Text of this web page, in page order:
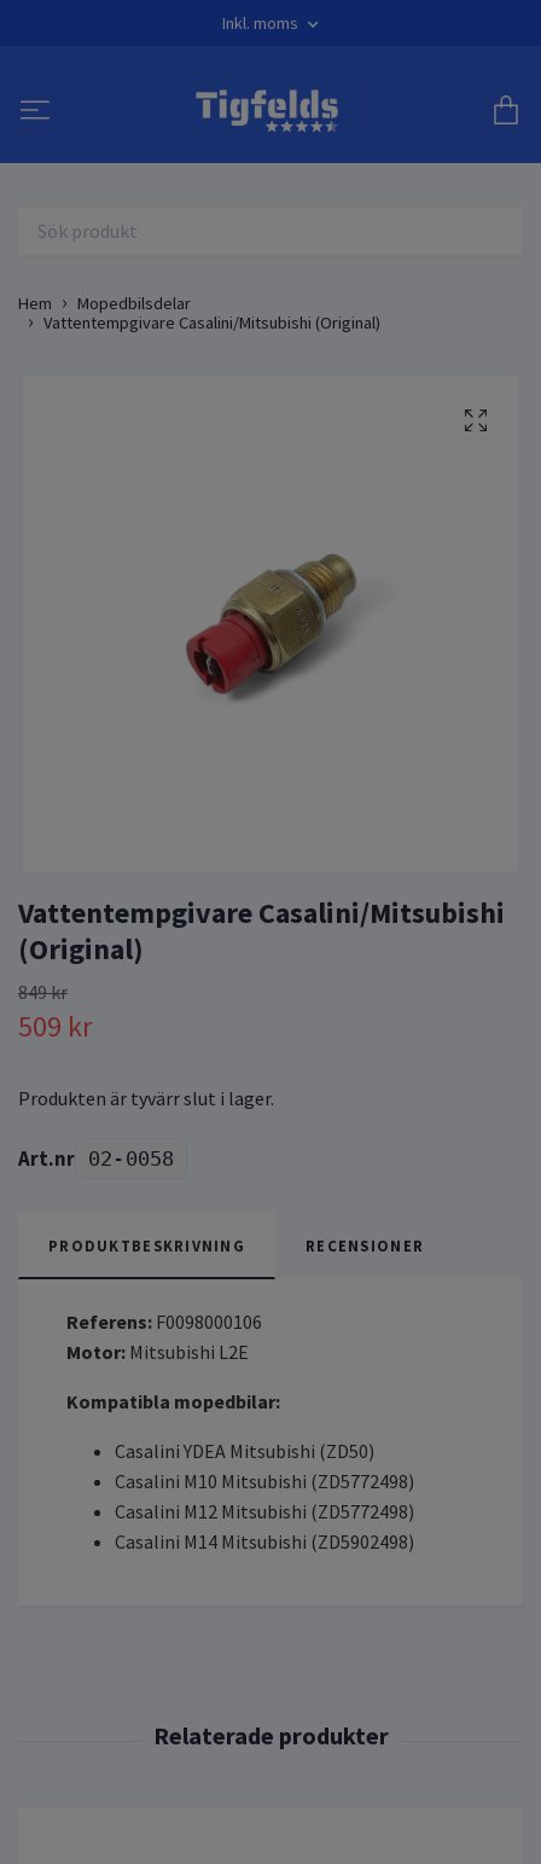
Inkl. moms
Hem
Mopedbilsdelar
Vattentempgivare Casalini/Mitsubishi (Original)
Vattentempgivare Casalini/Mitsubishi
(Original)
849 kr
509 kr
Produkten är tyvärr slut i lager.
02-0058
PRODUKTBESKRIVNING RECENSIONER
Referens: F0098000106
Motor: Mitsubishi L2E
Kompatibla mopedbilar:
Casalini YDEA Mitsubishi (ZD50)
Casalini M10 Mitsubishi (ZD5772498)
Casalini M12 Mitsubishi (ZD5772498)
Casalini M14 Mitsubishi (ZD5902498)